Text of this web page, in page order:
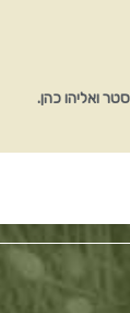
ואליהו כהן.